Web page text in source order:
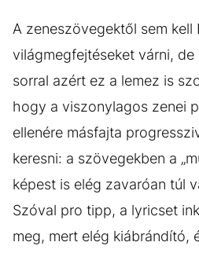
A zeneszövegektől sem kell
világmegfejtéseket várni,
sorral azért ez a lemez is
hogy a viszonylagos zenei
ellenére másfajta
keresni: a szövegekben a
képest is elég zavaróan túl
Szóval pro tipp, a lyricset
meg, mert elég kiábrándító,